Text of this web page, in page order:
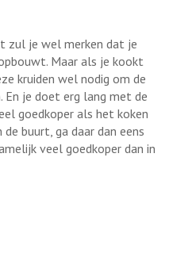
zul je wel merken dat je
Maar als je kookt
kruiden wel nodig om de
En je doet erg lang met de
goedkoper als het koken
buurt, ga daar dan eens
veel goedkoper dan in